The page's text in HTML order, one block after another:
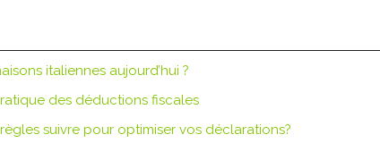
italiennes aujourd’hui ?
des déductions fiscales
suivre pour optimiser vos déclarations?